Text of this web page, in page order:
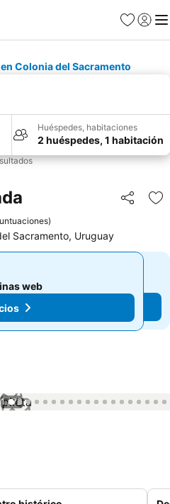
Favoritos
Iniciar
Colonia del Sacramento
Huéspedes, habitaciones
2 huéspedes, 1 habitación
Compartir
)
Sacramento, Uruguay
web
web
1 / 73